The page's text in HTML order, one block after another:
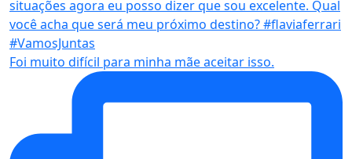
Foi muito difícil para minha mãe aceitar isso.